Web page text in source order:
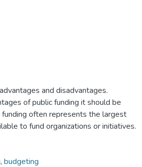
and disadvantages.
of public funding it should be
often represents the largest
to fund organizations or initiatives.
, budgeting